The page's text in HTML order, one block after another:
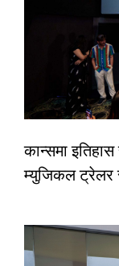
कान्समा
म्युजिकल ट्रेलर